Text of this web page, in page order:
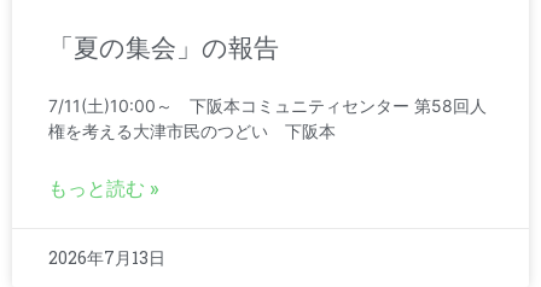
「夏の集会」の報告
7/11(土)10:00～ 下阪本コミュニティセンター 第58回人
権を考える大津市民のつどい 下阪本
もっと読む »
2026年7月13日